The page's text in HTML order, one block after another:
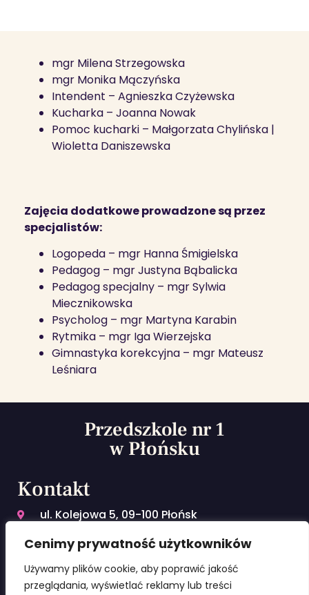
Cenimy prywatność użytkowników
Używamy plików cookie, aby poprawić jakość
przeglądania, wyświetlać reklamy lub treści
mgr Milena Strzegowska
mgr Monika Mączyńska
Intendent – Agnieszka Czyżewska
Kucharka – Joanna Nowak
Pomoc kucharki – Małgorzata Chylińska |
Wioletta Daniszewska
Zajęcia dodatkowe prowadzone są przez
specjalistów:
Logopeda – mgr Hanna Śmigielska
Pedagog – mgr Justyna Bąbalicka
Pedagog specjalny – mgr Sylwia
Miecznikowska
Psycholog – mgr Martyna Karabin
Rytmika – mgr Iga Wierzejska
Gimnastyka korekcyjna – mgr Mateusz
Leśniara
Przedszkole nr 1
w Płońsku
Kontakt
ul. Kolejowa 5, 09-100 Płońsk
23 662 22 71
kontakt@przedszkole1plonsk.pl